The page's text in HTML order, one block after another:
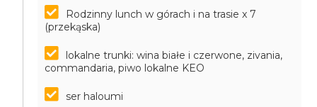
Rodzinny lunch w górach i na trasie x 7
(przekąska)
lokalne trunki: wina białe i czerwone, zivania,
commandaria, piwo lokalne KEO
ser haloumi